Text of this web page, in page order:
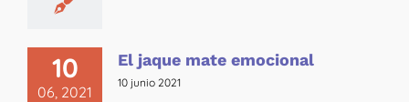
10
06, 2021
El jaque mate emocional
10 junio 2021